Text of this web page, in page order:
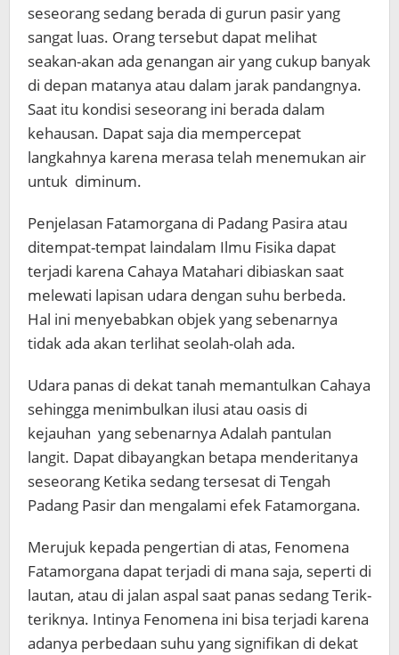
seseorang sedang berada di gurun pasir yang
sangat luas. Orang tersebut dapat melihat
seakan-akan ada genangan air yang cukup banyak
di depan matanya atau dalam jarak pandangnya.
Saat itu kondisi seseorang ini berada dalam
kehausan. Dapat saja dia mempercepat
langkahnya karena merasa telah menemukan air
untuk diminum.
Penjelasan Fatamorgana di Padang Pasira atau
ditempat-tempat laindalam Ilmu Fisika dapat
terjadi karena Cahaya Matahari dibiaskan saat
melewati lapisan udara dengan suhu berbeda.
Hal ini menyebabkan objek yang sebenarnya
tidak ada akan terlihat seolah-olah ada.
Udara panas di dekat tanah memantulkan Cahaya
sehingga menimbulkan ilusi atau oasis di
kejauhan yang sebenarnya Adalah pantulan
langit. Dapat dibayangkan betapa menderitanya
seseorang Ketika sedang tersesat di Tengah
Padang Pasir dan mengalami efek Fatamorgana.
Merujuk kepada pengertian di atas, Fenomena
Fatamorgana dapat terjadi di mana saja, seperti di
lautan, atau di jalan aspal saat panas sedang Terik-
teriknya. Intinya Fenomena ini bisa terjadi karena
adanya perbedaan suhu yang signifikan di dekat